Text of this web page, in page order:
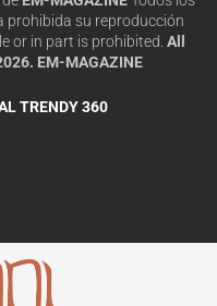
prohibida su reproducción
or in part is prohibited. All
EM-MAGAZINE
TRENDY 360